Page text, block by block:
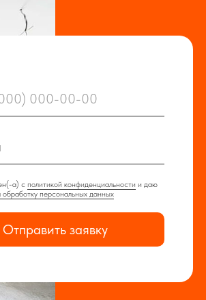
а) с политикой конфиденциальности и даю
обработку персональных данных
Отправить заявку